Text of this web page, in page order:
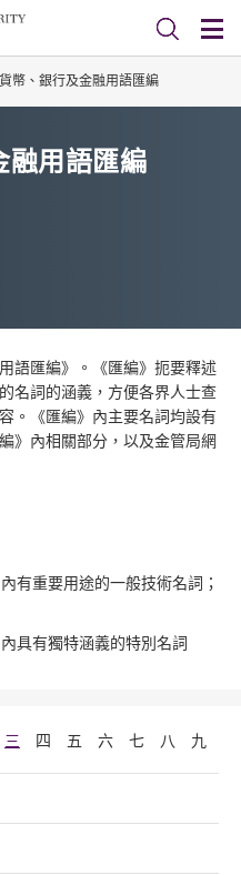
幣、銀行及金融用語匯編
融用語匯編
語匯編》。《匯編》扼要釋述
名詞的涵義，方便各界人士查
。《匯編》內主要名詞均設有
》內相關部分，以及金管局網
有重要用途的一般技術名詞；
具有獨特涵義的特別名詞
三 四 五 六 七 八 九